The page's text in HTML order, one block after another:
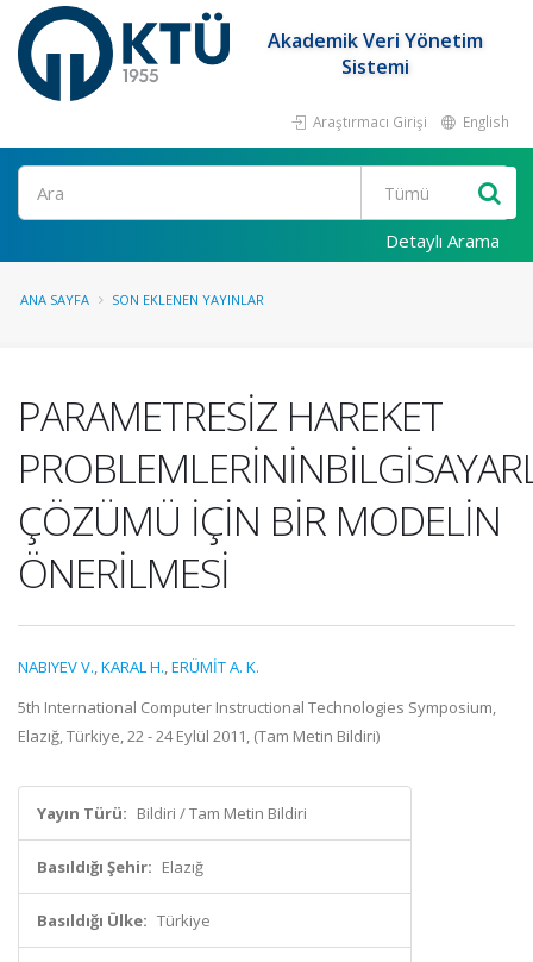
Akademik Veri Yönetim
Sistemi
Araştırmacı Girişi English
Ara
Detaylı Arama
ANA SAYFA SON EKLENEN YAYINLAR
PARAMETRESİZ HAREKET
ÇÖZÜMÜ İÇİN BİR MODELİN
ÖNERİLMESİ
NABIYEV V.,KARAL H.,ERÜMİT A. K.
5th International Computer Instructional Technologies Symposium,
Elazığ, Türkiye, 22 - 24 Eylül 2011, (Tam Metin Bildiri)
Yayın Türü: Bildiri / Tam Metin Bildiri
Basıldığı Şehir: Elazığ
Basıldığı Ülke: Türkiye